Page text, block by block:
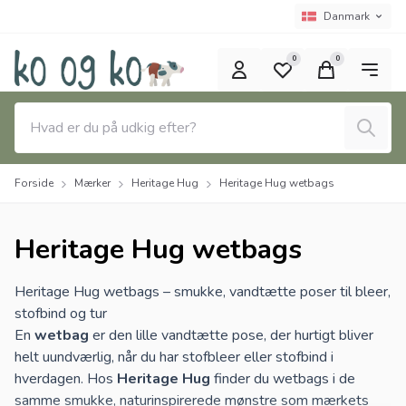
Sprogvælger
Nuværende
Danmark
Søg
0 0
Forside Mærker Heritage Hug Heritage Hug wetbags
Heritage Hug wetbags
Heritage Hug wetbags – smukke, vandtætte poser til bleer,
stofbind og tur
En wetbag er den lille vandtætte pose, der hurtigt bliver
helt uundværlig, når du har stofbleer eller stofbind i
hverdagen. Hos Heritage Hug finder du wetbags i de
samme smukke, naturinspirerede mønstre som mærkets